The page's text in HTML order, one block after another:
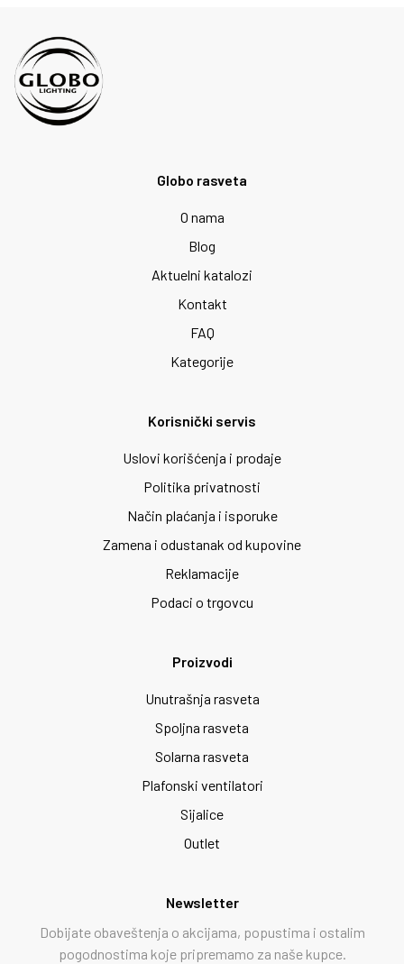
Globo rasveta
O nama
Blog
Aktuelni katalozi
Kontakt
FAQ
Kategorije
Korisnički servis
Uslovi korišćenja i prodaje
Politika privatnosti
Način plaćanja i isporuke
Zamena i odustanak od kupovine
Reklamacije
Podaci o trgovcu
Proizvodi
Unutrašnja rasveta
Spoljna rasveta
Solarna rasveta
Plafonski ventilatori
Sijalice
Outlet
Newsletter
Dobijate obaveštenja o akcijama, popustima i ostalim
pogodnostima koje pripremamo za naše kupce.